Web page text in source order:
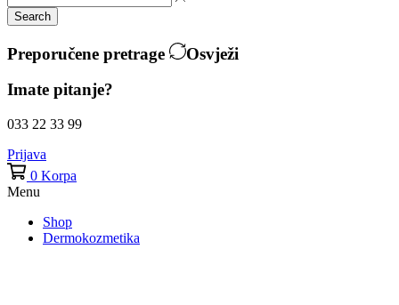
Search
Preporučene pretrage
Osvježi
Imate pitanje?
033 22 33 99
Prijava
0 Korpa
Menu
Shop
Dermokozmetika